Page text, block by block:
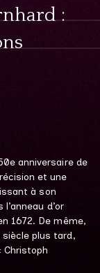
:
anniversaire de
et une
à son
d’or
1672. De même,
plus tard,
Christoph